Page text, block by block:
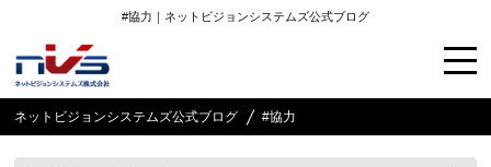
#協力｜ネットビジョンシステムズ公式ブログ
ネットビジョンシステムズ公式ブログ #協力